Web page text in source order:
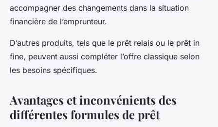
accompagner des changements dans la situation
financière de l’emprunteur.
D’autres produits, tels que le prêt relais ou le prêt in
fine, peuvent aussi compléter l’offre classique selon
les besoins spécifiques.
Avantages et inconvénients des
différentes formules de prêt